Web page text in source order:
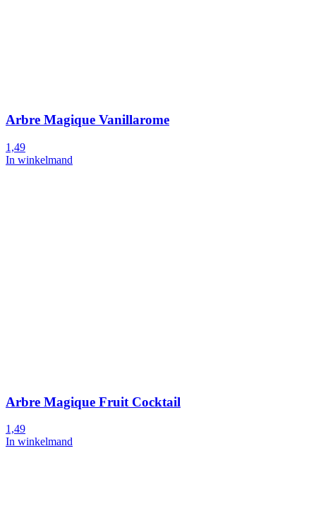
Arbre Magique Vanillarome
1,49
In winkelmand
Arbre Magique Fruit Cocktail
1,49
In winkelmand